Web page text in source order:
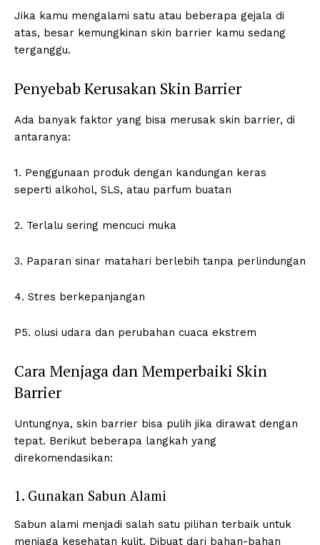
Jika kamu mengalami satu atau beberapa gejala di
atas, besar kemungkinan skin barrier kamu sedang
terganggu.
Penyebab Kerusakan Skin Barrier
Ada banyak faktor yang bisa merusak skin barrier, di
antaranya:
1. Penggunaan produk dengan kandungan keras
seperti alkohol, SLS, atau parfum buatan
2. Terlalu sering mencuci muka
3. Paparan sinar matahari berlebih tanpa perlindungan
4. Stres berkepanjangan
P5. olusi udara dan perubahan cuaca ekstrem
Cara Menjaga dan Memperbaiki Skin
Barrier
Untungnya, skin barrier bisa pulih jika dirawat dengan
tepat. Berikut beberapa langkah yang
direkomendasikan:
1. Gunakan Sabun Alami
Sabun alami menjadi salah satu pilihan terbaik untuk
menjaga kesehatan kulit. Dibuat dari bahan-bahan